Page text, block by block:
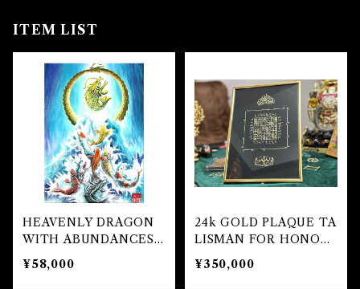
キーチェーン
金運 Money
恋愛 Love
干支風水置き物
子 Rat
寅 Tiger
ブレスレット Bracelet
仕事 Job
人間関係 Relationship
自己実現 Self-realization
裁判 Trial
人間関係 Relationships
自己実現 Self-Realization
仕事 Job
スピリチュアル Spiritual
人間関係 RelationShips
仕事
人間関係
恋愛 Love
パウダー Magical Powder
恋愛 Love
金運 Money
人間関係 Relationships
バス＆フロアウォッシュ Bath&Floor Wash
護身 Self-Defence
恋愛 Love
金運 Money
バスハーブ Bath Herb
恋愛 love
白魔術キット
アミュレット Amulet
ITEM LIST
HEAVENLY DRAGON
WITH ABUNDANCES
NINE CARPS (額縁あ
り）
¥58,000
24k GOLD PLAQUE TA
LISMAN FOR HONOR
AND RICHES
¥350,000